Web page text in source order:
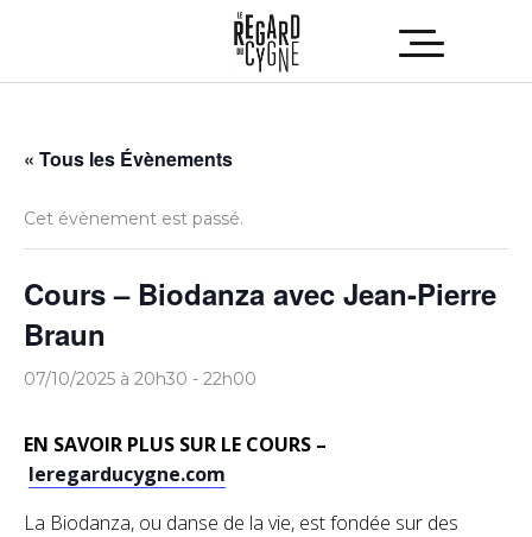
« Tous les Évènements
Cet évènement est passé.
Cours – Biodanza avec Jean-Pierre
Braun
07/10/2025 à 20h30 - 22h00
EN SAVOIR PLUS SUR LE COURS –
leregarducygne.com
La Biodanza, ou danse de la vie, est fondée sur des